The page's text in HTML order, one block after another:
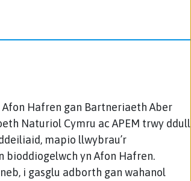
Hafren gan Bartneriaeth Aber
Naturiol Cymru ac APEM trwy ddull
mapio llwybrau’r
bioddiogelwch yn Afon Hafren.
i gasglu adborth gan wahanol